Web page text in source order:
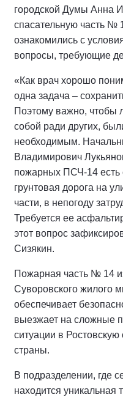
городской Думы Анна
спасательную часть №
ознакомились с
вопросы, требующие
«Как врач хорошо
одна задача –
Поэтому важно, чтобы
собой ради других,
необходимым.
Владимирович
пожарных ПСЧ-14 есть
грунтовая дорога на
части, в непогоду
Требуется ее
этот вопрос
Сизякин.
Пожарная часть № 14
Суворовского жилого
обеспечивает
выезжает на сложные
ситуации в Ростовскую
страны.
В подразделении, где
находится уникальная